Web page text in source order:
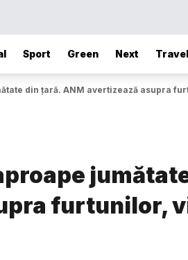
Sport Green Next Travel
din țară. ANM avertizează asupra
furtunilor,